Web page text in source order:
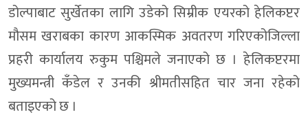
डोल्पाबाट सुर्खेतका लागि उडेको सिम्रीक एयरको हेलिकप्टर
मौसम खराबका कारण आकस्मिक अवतरण गरिएकोजिल्ला
प्रहरी कार्यालय रुकुम पश्चिमले जनाएको छ । हेलिकप्टरमा
मुख्यमन्त्री कँडेल र उनकी श्रीमतीसहित चार जना रहेको
बताइएको छ ।